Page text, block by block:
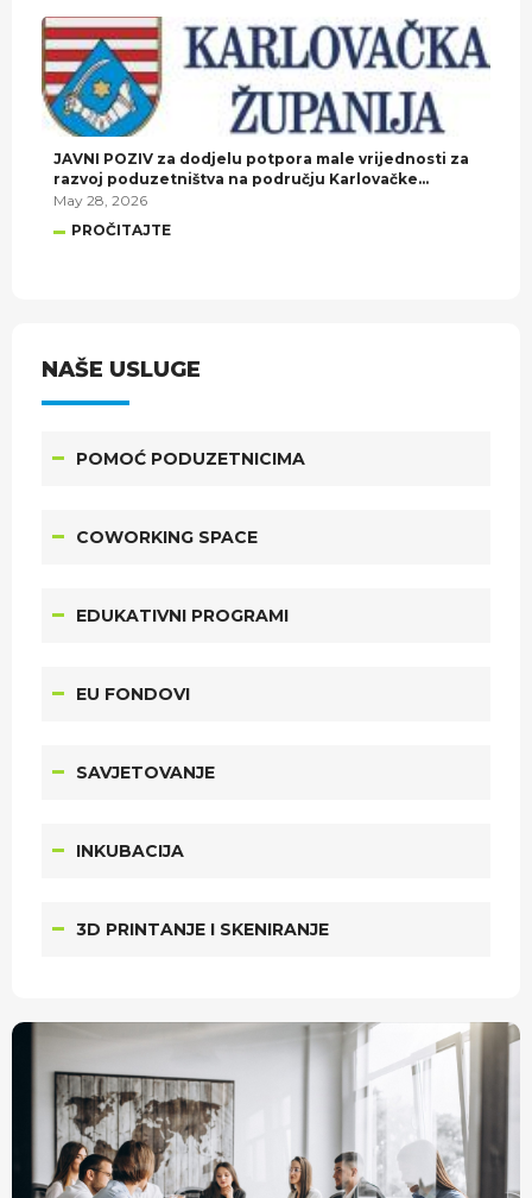
JAVNI POZIV za dodjelu potpora male vrijednosti za
razvoj poduzetništva na području Karlovačke
županije u 2026. godini.
May 28, 2026
PROČITAJTE
NAŠE USLUGE
POMOĆ PODUZETNICIMA
COWORKING SPACE
EDUKATIVNI PROGRAMI
EU FONDOVI
SAVJETOVANJE
INKUBACIJA
3D PRINTANJE I SKENIRANJE